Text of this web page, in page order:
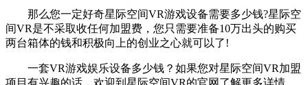
那么您一定好奇星际空间VR游戏设备需要多少钱?星际空
间VR是不采取收任何加盟费，您只需要准备10万出头的购买
两台箱体的钱和积极向上的创业之心就可以了!
一套VR游戏娱乐设备多少钱？如果您对星际空间VR加盟
项目有兴趣的话，欢迎到星际空间VR的官网了解更多详情